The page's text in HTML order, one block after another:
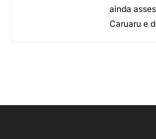
ainda
Caruaru e